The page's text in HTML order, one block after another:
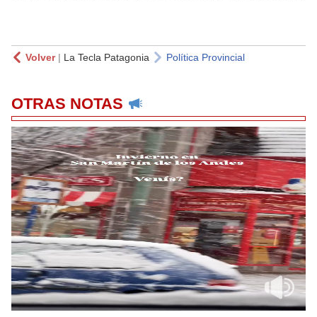
Volver| La Tecla Patagonia Política Provincial
OTRAS NOTAS